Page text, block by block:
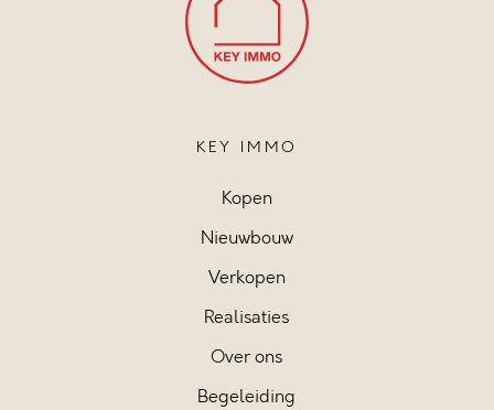
KEY IMMO
Kopen
Nieuwbouw
Verkopen
Realisaties
Over ons
Begeleiding